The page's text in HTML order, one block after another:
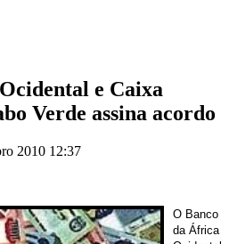
e Caixa
Verde assina acordo
2010 12:37
O Banco
da África